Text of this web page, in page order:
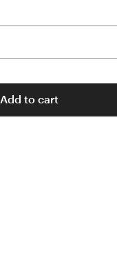
Add to cart